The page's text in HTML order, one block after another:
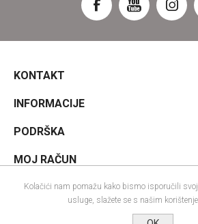
KONTAKT
INFORMACIJE
PODRŠKA
MOJ RAČUN
Powered bynopCommerce
Kolačići nam pomažu kako bismo isporučili
usluge, slažete se s našim